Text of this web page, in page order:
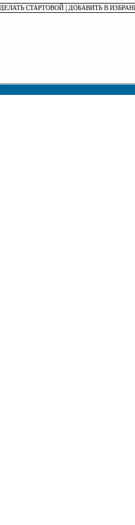
СТАРТОВОЙ ДОБАВИТЬ В